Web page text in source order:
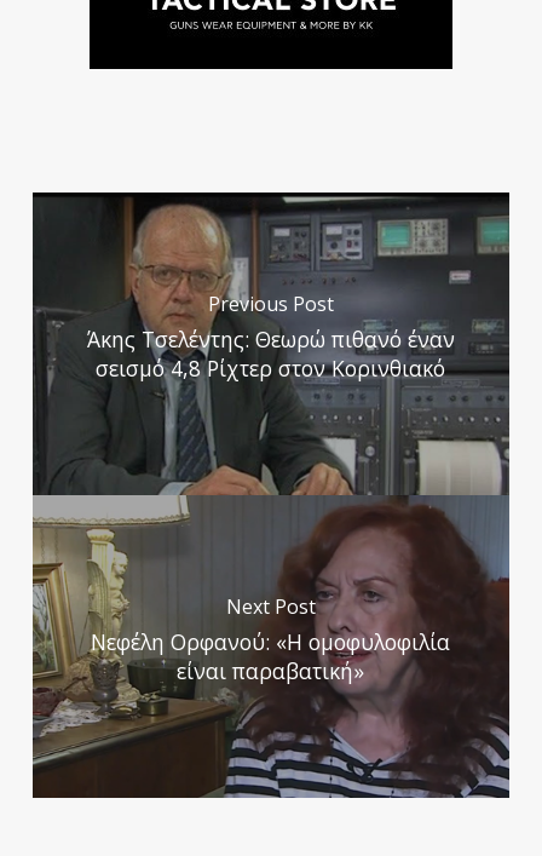
Previous Post
Άκης Τσελέντης: Θεωρώ πιθανό έναν
σεισμό 4,8 Ρίχτερ στον Κορινθιακό
Next Post
Νεφέλη Ορφανού: «Η ομοφυλοφιλία
είναι παραβατική»